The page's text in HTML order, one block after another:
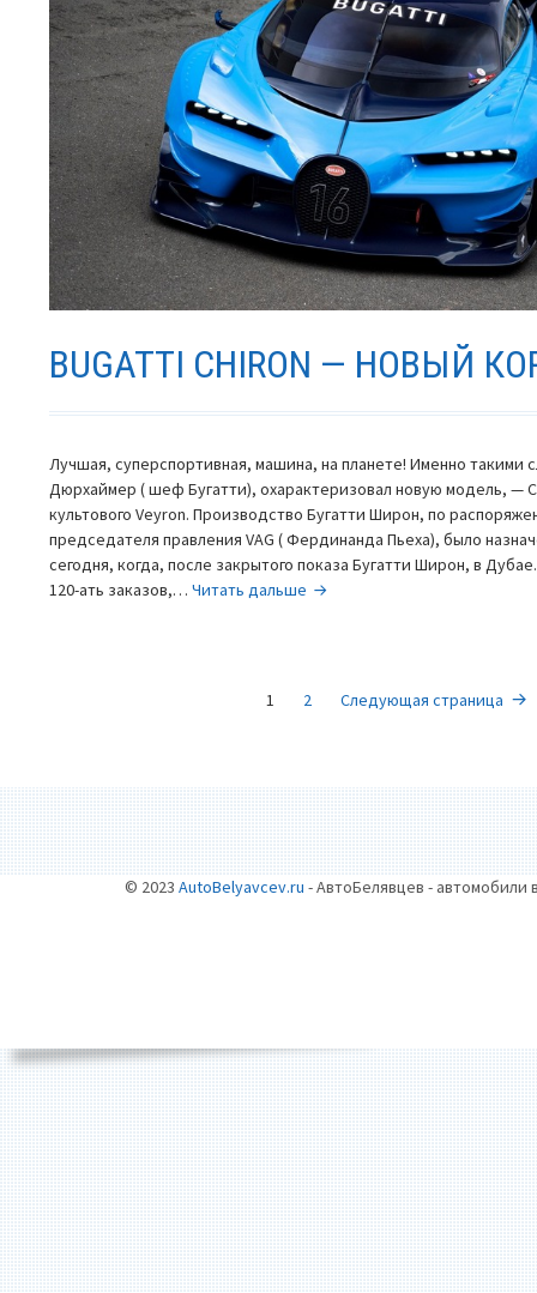
BUGATTI CHIRON — НОВЫЙ
Лучшая, суперспортивная, машина, на планете! Именно такими
Дюрхаймер ( шеф Бугатти), охарактеризовал новую модель, —
культового Veyron. Производство Бугатти Широн, по
председателя правления VAG ( Фердинанда Пьеха), было
сегодня, когда, после закрытого показа Бугатти Широн, в
120-ать заказов,…Читать дальше Bugatti
ЗАПИСЯМ
Страница
1 Страница
2 Следующая страница
© 2023 AutoBelyavcev.ru - АвтоБелявцев - автомобили